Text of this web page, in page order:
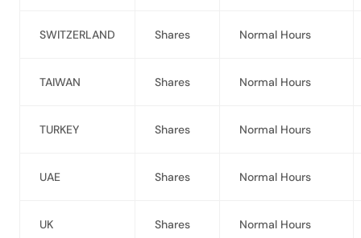
SWITZERLAND Shares Normal Hours
TAIWAN Shares Normal Hours
TURKEY Shares Normal Hours
UAE Shares Normal Hours
UK Shares Normal Hours